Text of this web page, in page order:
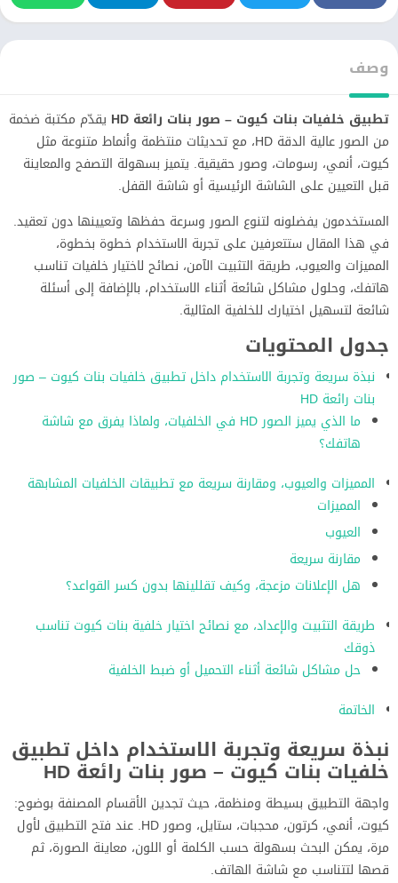
وصف
تطبيق خلفيات بنات كيوت – صور بنات رائعة HD
يقدّم مكتبة ضخمة
من الصور عالية الدقة HD، مع تحديثات منتظمة وأنماط متنوعة مثل
كيوت، أنمي، رسومات، وصور حقيقية. يتميز بسهولة التصفح والمعاينة
قبل التعيين على الشاشة الرئيسية أو شاشة القفل.
المستخدمون يفضلونه لتنوع الصور وسرعة حفظها وتعيينها دون تعقيد.
في هذا المقال ستتعرفين على تجربة الاستخدام خطوة بخطوة،
المميزات والعيوب، طريقة التثبيت الآمن، نصائح لاختيار خلفيات تناسب
هاتفك، وحلول مشاكل شائعة أثناء الاستخدام، بالإضافة إلى أسئلة
شائعة لتسهيل اختيارك للخلفية المثالية.
جدول المحتويات
نبذة سريعة وتجربة الاستخدام داخل تطبيق خلفيات بنات كيوت – صور
بنات رائعة HD
ما الذي يميز الصور HD في الخلفيات، ولماذا يفرق مع شاشة
هاتفك؟
المميزات والعيوب، ومقارنة سريعة مع تطبيقات الخلفيات المشابهة
المميزات
العيوب
مقارنة سريعة
هل الإعلانات مزعجة، وكيف تقللينها بدون كسر القواعد؟
طريقة التثبيت والإعداد، مع نصائح اختيار خلفية بنات كيوت تناسب
ذوقك
حل مشاكل شائعة أثناء التحميل أو ضبط الخلفية
الخاتمة
نبذة سريعة وتجربة الاستخدام داخل تطبيق
خلفيات بنات كيوت – صور بنات رائعة HD
واجهة التطبيق بسيطة ومنظمة، حيث تجدين الأقسام المصنفة بوضوح:
كيوت، أنمي، كرتون، محجبات، ستايل، وصور HD. عند فتح التطبيق لأول
مرة، يمكن البحث بسهولة حسب الكلمة أو اللون، معاينة الصورة، ثم
قصها لتتناسب مع شاشة الهاتف.